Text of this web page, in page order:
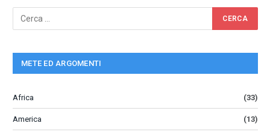
METE ED ARGOMENTI
Africa (33)
America (13)